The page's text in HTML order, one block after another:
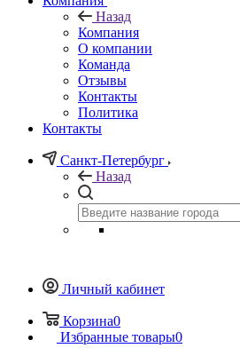
Назад
Компания
О компании
Команда
Отзывы
Контакты
Политика
Контакты
Санкт-Петербург
Назад
Личный кабинет
Корзина0
Избранные товары0